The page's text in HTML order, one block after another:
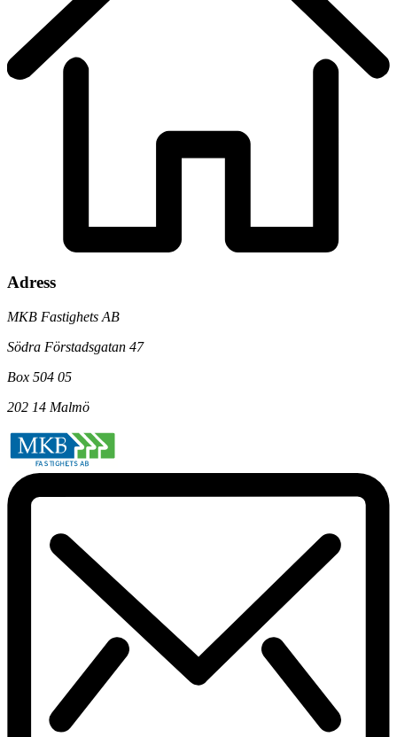
Adress
MKB Fastighets AB
Södra Förstadsgatan 47
Box 504 05
202 14 Malmö